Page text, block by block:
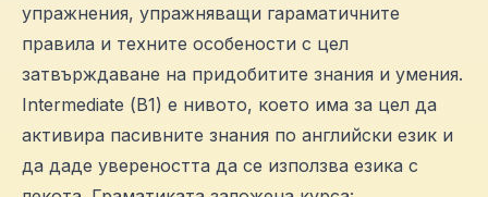
упражнения, упражняващи гараматичните
правила и техните особености с цел
затвърждаване на придобитите знания и умения.
Intermediate (В1) е нивото, което има за цел да
активира пасивните знания по английски език и
да даде увереността да се използва езика с